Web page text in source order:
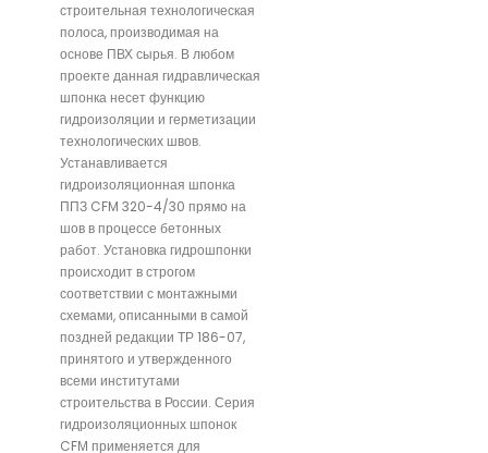
строительная технологическая
полоса, производимая на
основе ПВХ сырья. В любом
проекте данная гидравлическая
шпонка несет функцию
гидроизоляции и герметизации
технологических швов.
Устанавливается
гидроизоляционная шпонка
ППЗ CFM 320-4/30 прямо на
шов в процессе бетонных
работ. Установка гидрошпонки
происходит в строгом
соответствии с монтажными
схемами, описанными в самой
поздней редакции ТР 186-07,
принятого и утвержденного
всеми институтами
строительства в России. Серия
гидроизоляционных шпонок
CFМ применяется для